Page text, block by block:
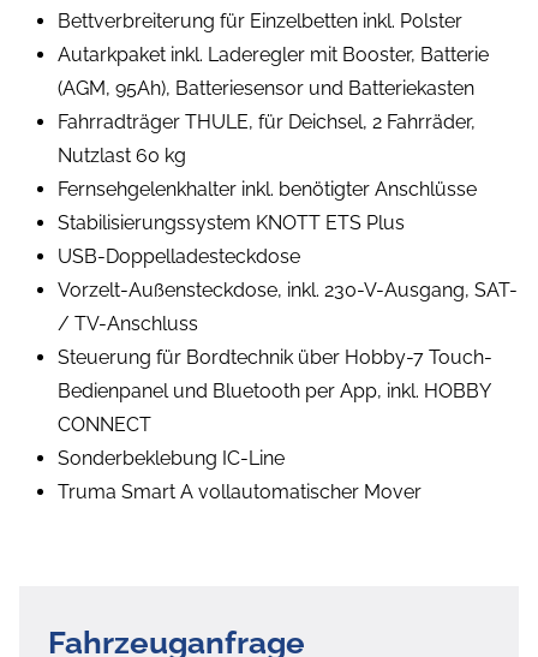
Bettverbreiterung für Einzelbetten inkl. Polster
Autarkpaket inkl. Laderegler mit Booster, Batterie
(AGM, 95Ah), Batteriesensor und Batteriekasten
Fahrradträger THULE, für Deichsel, 2 Fahrräder,
Nutzlast 60 kg
Fernsehgelenkhalter inkl. benötigter Anschlüsse
Stabilisierungssystem KNOTT ETS Plus
USB-Doppelladesteckdose
Vorzelt-Außensteckdose, inkl. 230-V-Ausgang, SAT-
/ TV-Anschluss
Steuerung für Bordtechnik über Hobby-7 Touch-
Bedienpanel und Bluetooth per App, inkl. HOBBY
CONNECT
Sonderbeklebung IC-Line
Truma Smart A vollautomatischer Mover
Fahrzeuganfrage